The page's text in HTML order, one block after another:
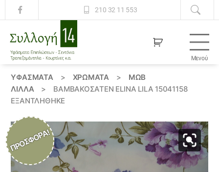
210 32 11 553
14
Μενού
ΥΦΆΣΜΑΤΑ > ΧΡΏΜΑΤΑ >
ΜΩΒ
ΛΙΛΛΆ
>
ΒΑΜΒΑΚΟΣΑΤΈΝ ELINA LILA 15041158
ΕΞΑΝΤΛΗΘΗΚΕ
ΠΡΟΣΦΟΡΆ!